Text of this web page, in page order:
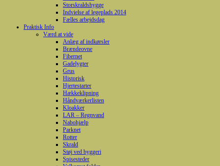
Storskraldshygge
Indvielse af legeplads 2014
Fælles arbejdsdag
Praktisk Info
Værd at vide
Anlæg af indkørsler
Brændeovne
Fibernet
Gadelygter
Grus
Historisk
Hjertestarter
Hækkeklipning
Håndværkerlisten
Kloakker
LAR – Regnvand
Nabohjælp
Parknet
Rotter
Skrald
Støj ved byggeri
Spisesteder